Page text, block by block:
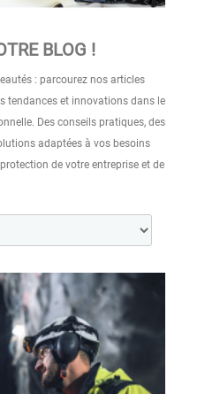
LES
HAUTE VISIBILITÉ
sur les vêtements
niveaux de sécurité pour
BLOG !
: parcourez nos articles
tendances et innovations dans le
Des conseils pratiques, des
adaptées à vos besoins
de votre entreprise et de